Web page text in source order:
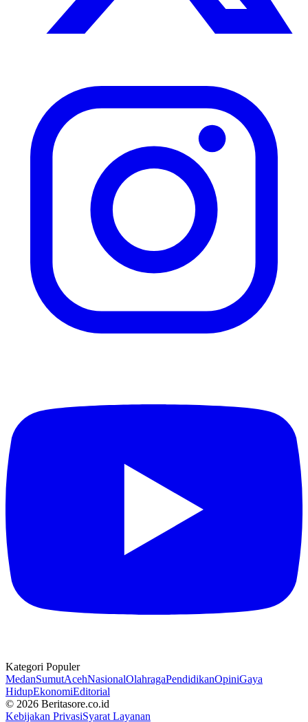
Kategori Populer
MedanSumutAcehNasionalOlahragaPendidikanOpiniGaya
HidupEkonomiEditorial
© 2026 Beritasore.co.id
Kebijakan PrivasiSyarat Layanan